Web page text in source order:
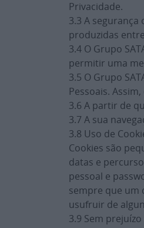
Privacidade.
3.3 A segurança
produzidas
3.4 O Grupo
permitir uma
3.5 O Grupo
Pessoais.
3.6 A partir de
3.7 A sua
3.8 Uso de
Cookies são
datas e
pessoal e
sempre que um
usufruir de
3.9 Sem